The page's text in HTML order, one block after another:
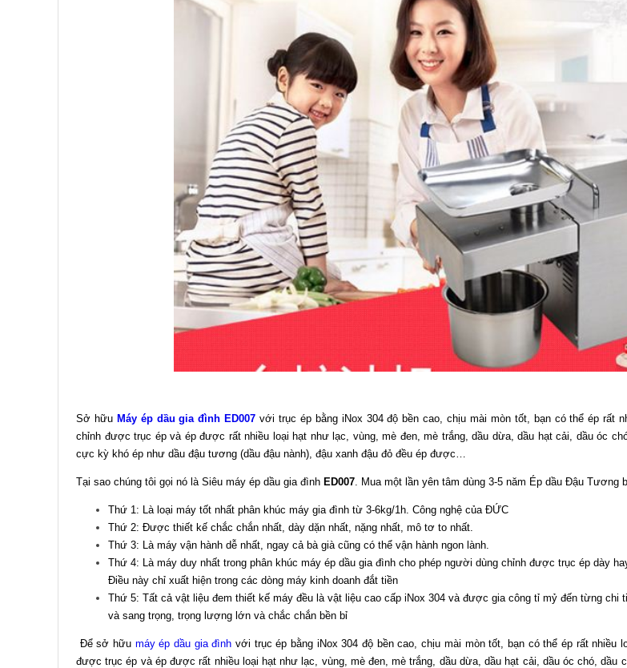
Sở hữu Máy ép dầu gia đình ED007 với trục ép bằng iNox 304 độ bền cao, chịu mài mòn tốt, bạn có thể ép rất
chỉnh được trục ép và ép được rất nhiều loại hạt như lạc, vùng, mè đen, mè trắng, dầu dừa, dầu hạt cải, dầu óc
cực kỳ khó ép như dầu đậu tương (dầu đậu nành), đậu xanh đậu đỏ đều ép được…
Tại sao chúng tôi gọi nó là Siêu máy ép dầu gia đình ED007 . Mua một lần yên tâm dùng 3-5 năm Ép dầu Đậu Tương
Thứ 1: Là loại máy tốt nhất phân khúc máy gia đình từ 3-6kg/1h. Công nghệ của ĐỨC
Thứ 2: Được thiết kế chắc chắn nhất, dày dặn nhất, nặng nhất, mô tơ to nhất.
Thứ 3: Là máy vận hành dễ nhất, ngay cả bà già cũng có thể vận hành ngon lành.
Thứ 4: Là máy duy nhất trong phân khúc máy ép dầu gia đình cho phép người dùng chỉnh được trục ép dày
Điều này chỉ xuất hiện trong các dòng máy kinh doanh đắt tiền
Thứ 5: Tất cả vật liệu đem thiết kế máy đều là vật liệu cao cấp iNox 304 và được gia công tỉ mỷ đến từng chi
và sang trọng, trọng lượng lớn và chắc chắn bền bỉ
Để sở hữu máy ép dầu gia đìnhvới trục ép bằng iNox 304 độ bền cao, chịu mài mòn tốt, bạn có thể ép rất nhiều
được trục ép và ép được rất nhiều loại hạt như lạc, vùng, mè đen, mè trắng, dầu dừa, dầu hạt cải, dầu óc chó,